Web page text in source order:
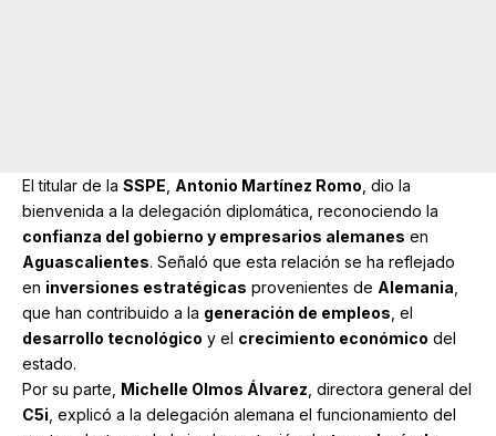
El titular de la SSPE Antonio Martínez Romo , dio la
bienvenida a la delegación diplomática, reconociendo la
confianza del gobierno y empresarios alemanes en
Aguascalientes. Señaló que esta relación se ha reflejado
en inversiones estratégicas provenientes de Alemania
que han contribuido a la generación de empleos , el
desarrollo tecnológico y el crecimiento económico del
estado.
Por su parte, Michelle Olmos Álvarez , directora general del
C5i , explicó a la delegación alemana el funcionamiento del